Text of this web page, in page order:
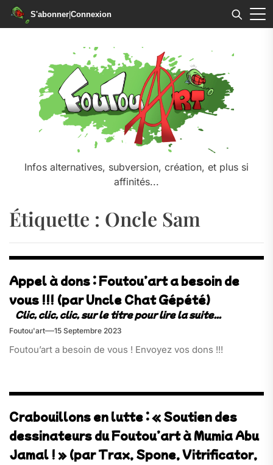
S'abonner|Connexion
Infos alternatives, subversion, création, et plus si
affinités...
Étiquette : Oncle Sam
Appel à dons : Foutou’art a besoin de
vous !!! (par Uncle Chat Gépété)
Foutou'art 15 Septembre 2023
Foutou’art a besoin de vous ! Envoyez vos dons !!!
Crabouillons en lutte : « Soutien des
dessinateurs du Foutou’art à Mumia Abu
Jamal ! » (par Trax, Spone, Vitrificator,